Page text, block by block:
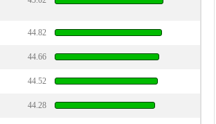
44.82
44.66
44.52
44.28